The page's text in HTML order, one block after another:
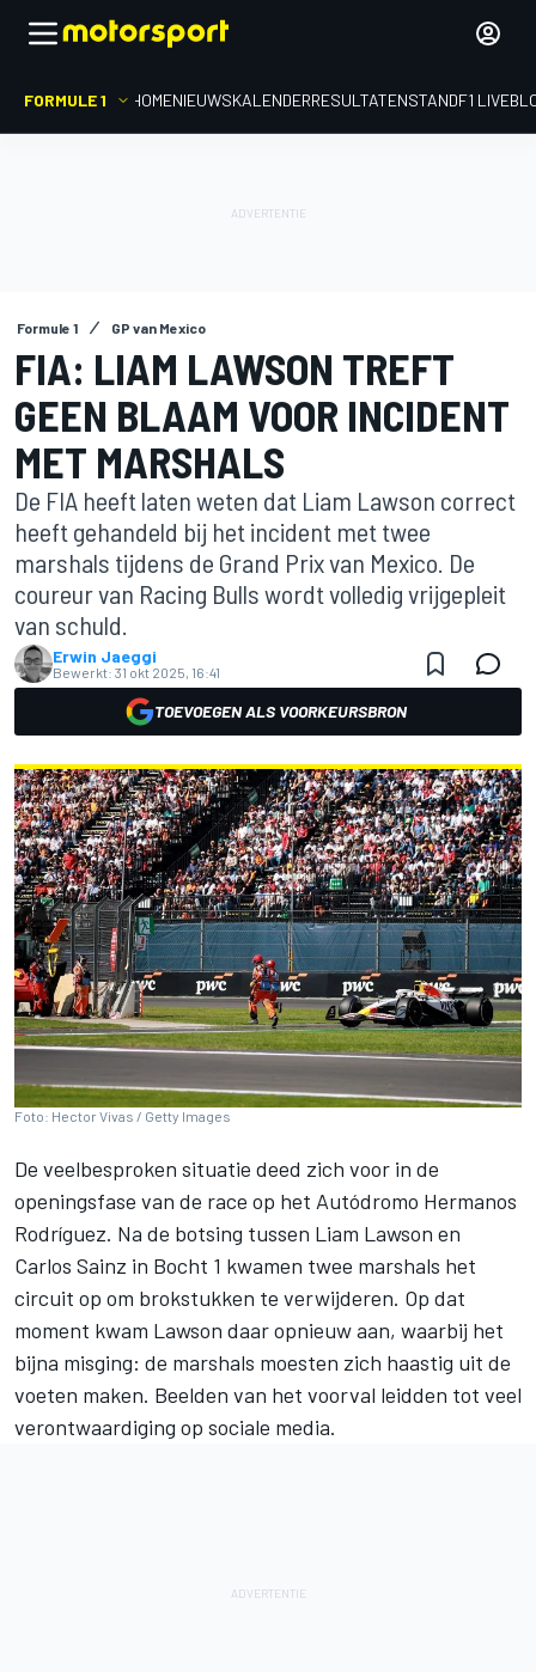
FORMULE 1 HOMENIEUWSKALENDERRESULTATENSTANDF1
Formule 1 GP van Mexico
FIA: LIAM LAWSON TREFT
GEEN BLAAM VOOR INCIDENT
MET MARSHALS
De FIA heeft laten weten dat Liam Lawson correct
heeft gehandeld bij het incident met twee
marshals tijdens de Grand Prix van Mexico. De
coureur van Racing Bulls wordt volledig vrijgepleit
van schuld.
Erwin Jaeggi
Bewerkt: 31 okt 2025, 16:41
TOEVOEGEN ALS VOORKEURSBRON
Foto: Hector Vivas / Getty Images
De veelbesproken situatie deed zich voor in de
openingsfase van de race op het Autódromo Hermanos
Rodríguez. Na de botsing tussen Liam Lawson en
Carlos Sainz in Bocht 1 kwamen twee marshals het
circuit op om brokstukken te verwijderen. Op dat
moment kwam Lawson daar opnieuw aan, waarbij het
bijna misging: de marshals moesten zich haastig uit de
voeten maken. Beelden van het voorval leidden tot veel
verontwaardiging op sociale media.